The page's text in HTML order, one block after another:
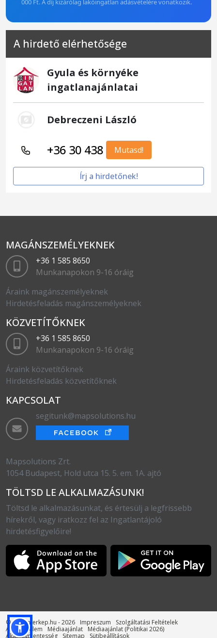
000 Ft. A díj kizárólag lakóingatlan adásvételére vonatkozik.
A hirdető elérhetősége
Gyula és környéke
ingatlanajánlatai
Debreczeni László
+36 30 438 Mutasd!
Írj a hirdetőnek!
MAGÁNSZEMÉLYEKNEK
+36 1 585 8650
Munkanapokon 9-16 óráig
Áraink magánszemélyeknek
Hirdetésfeladás magánszemélyeknek
KÖZVETÍTŐKNEK
+36 1 585 8650
Munkanapokon 9-16 óráig
Áraink közvetítőknek
Hirdetésfeladás közvetítőknek
KAPCSOLAT
segitunk@mapsolutions.hu
Mapsolutions Zrt.
1054 Budapest, Hold utca 15. 5. em. 1A. ajtó
TÖLTSD LE ALKALMAZÁSUNK!
Töltsd le alkalmazásunkat, és értesülj a legfrissebb
hírekről, vagy iratkozz fel az Ingatlantájoló
hirdetésfigyelőire!
© otthonterkep.hu - 2026 Impreszum
Szolgáltatási Feltételek
Adatvédelem
Médiaajánlat
Médiaajánlat (Politikai 2026)
Akadálymentesség
Sitemap Sütibeállítások